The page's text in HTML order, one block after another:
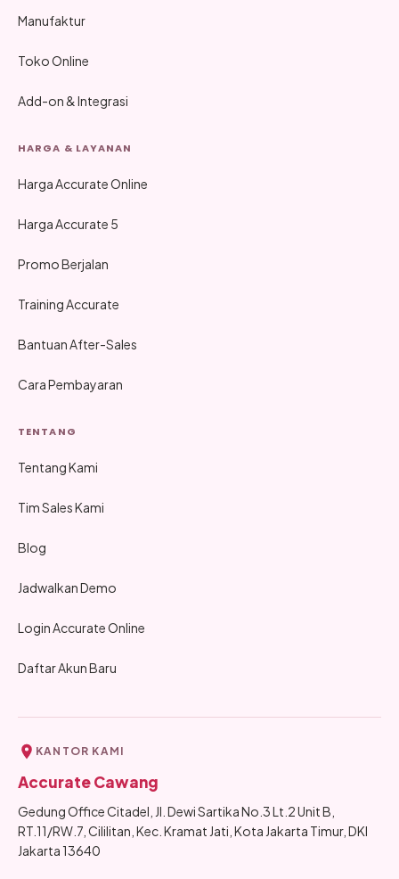
Manufaktur
Toko Online
Add-on & Integrasi
HARGA & LAYANAN
Harga Accurate Online
Harga Accurate 5
Promo Berjalan
Training Accurate
Bantuan After-Sales
Cara Pembayaran
TENTANG
Tentang Kami
Tim Sales Kami
Blog
Jadwalkan Demo
Login Accurate Online
Daftar Akun Baru
KANTOR KAMI
Accurate Cawang
Gedung Office Citadel, Jl. Dewi Sartika No.3 Lt.2 Unit B,
RT.11/RW.7, Cililitan, Kec. Kramat Jati, Kota Jakarta Timur, DKI
Jakarta 13640